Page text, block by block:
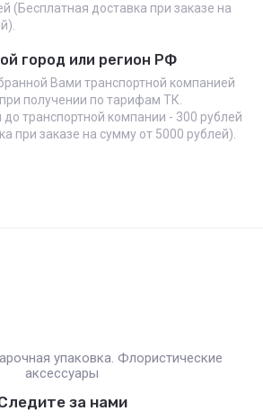
(Бесплатная доставка при заказе на
город или регион РФ
Вами транспортной компанией
получении по тарифам ТК.
транспортной компании - 300 рублей
при заказе на сумму от 5000 рублей).
упаковка. Флористические
аксессуары
за нами